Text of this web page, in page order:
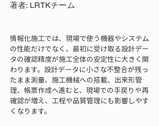
著者: LRTKチーム
情報化施工では、現場で使う機器やシステム
の性能だけでなく、最初に受け取る設計デー
タの確認精度が施工全体の安定性に大きく関
わります。設計データに小さな不整合が残っ
たまま測量、施工機械への搭載、出来形管
理、帳票作成へ進むと、現場での手戻りや再
確認が増え、工程や品質管理にも影響しやす
くなります。